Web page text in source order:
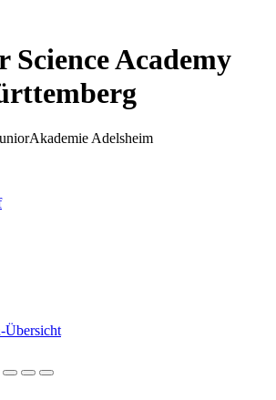
Science Academy
Adelsheim
Übersicht